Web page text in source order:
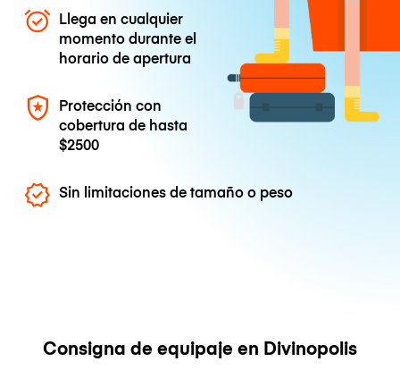
Llega en cualquier
momento durante el
horario de apertura
Protección con
cobertura de hasta
$2500
Sin limitaciones de tamaño o peso
Consigna de equipaje en Divinopolis